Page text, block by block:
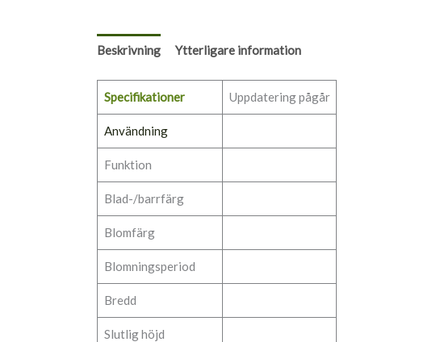
Beskrivning Ytterligare information
Specifikationer Uppdatering pågår
Användning
Funktion
Blad-/barrfärg
Blomfärg
Blomningsperiod
Bredd
Slutlig höjd